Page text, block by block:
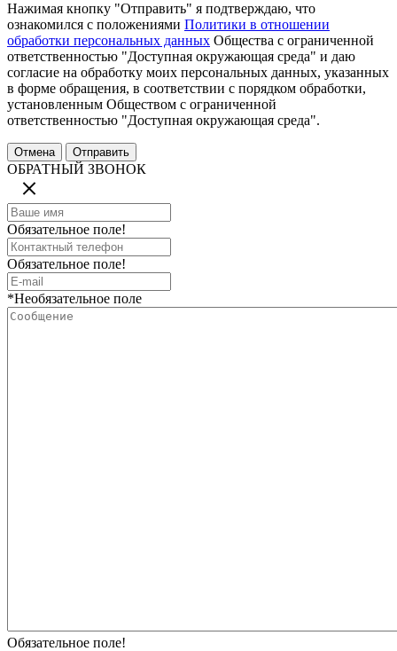
Нажимая кнопку "Отправить" я подтверждаю, что
ознакомился с положениями Политики в отношении
обработки персональных данных Общества с ограниченной
ответственностью "Доступная окружающая среда" и даю
согласие на обработку моих персональных данных, указанных
в форме обращения, в соответствии с порядком обработки,
установленным Обществом с ограниченной
ответственностью "Доступная окружающая среда".
ОБРАТНЫЙ ЗВОНОК
Обязательное поле!
Обязательное поле!
*Необязательное поле
Обязательное поле!